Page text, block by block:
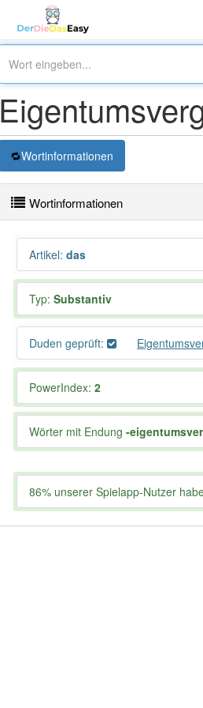
Wortinformationen
Wortinformationen
Artikel: das
Typ: Substantiv
Duden geprüft:
PowerIndex: 2
Wörter mit Endung -
86% unserer Spielapp-Nutzer